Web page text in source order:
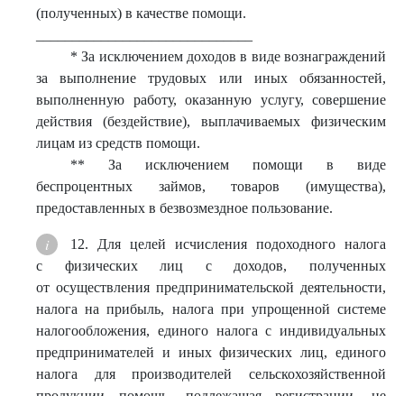
(полученных) в качестве помощи.
* За исключением доходов в виде вознаграждений
за выполнение трудовых или иных обязанностей,
выполненную работу, оказанную услугу, совершение
действия (бездействие), выплачиваемых физическим
лицам из средств помощи.
** За исключением помощи в виде
беспроцентных займов, товаров (имущества),
предоставленных в безвозмездное пользование.
12. Для целей исчисления подоходного налога
с физических лиц с доходов, полученных
от осуществления предпринимательской деятельности,
налога на прибыль, налога при упрощенной системе
налогообложения, единого налога с индивидуальных
предпринимателей и иных физических лиц, единого
налога для производителей сельскохозяйственной